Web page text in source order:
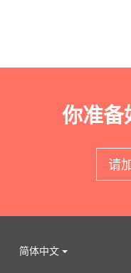
你准备
请
简体中文